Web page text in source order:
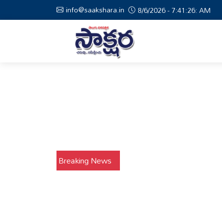
info@saakshara.in 8/6/2026 - 7:41:27: AM
Breaking News